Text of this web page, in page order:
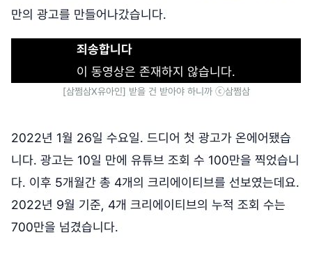
만의 광고를 만들어나갔습니다.
죄송합니다
이 동영상은 존재하지 않습니다.
[삼쩜삼X유아인] 받을 건 받아야 하니까 ⓒ삼쩜삼
2022년 1월 26일 수요일. 드디어 첫 광고가 온에어됐습
니다. 광고는 10일 만에 유튜브 조회 수 100만을 찍었습니
다. 이후 5개월간 총 4개의 크리에이티브를 선보였는데요.
2022년 9월 기준, 4개 크리에이티브의 누적 조회 수는
700만을 넘겼습니다.